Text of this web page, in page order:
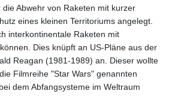
Abwehr von Raketen mit kurzer
eines kleinen Territoriums angelegt.
interkontinentale Raketen mit
Dies knüpft an US-Pläne aus der
Reagan (1981-1989) an. Dieser wollte
Filmreihe "Star Wars" genannten
dem Abfangsysteme im Weltraum